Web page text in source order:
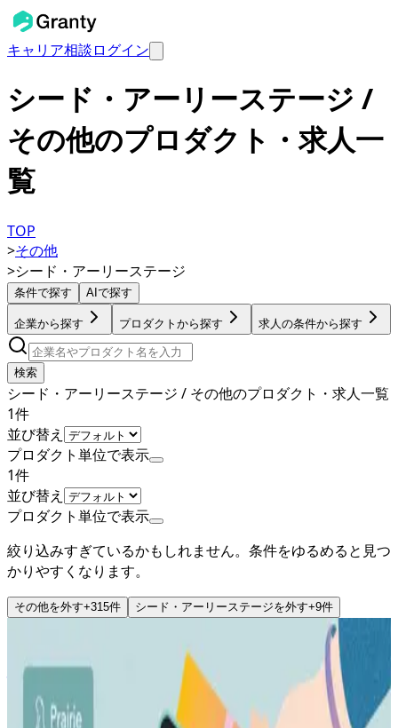
キャリア相談ログイン
シード・アーリーステージ /
その他のプロダクト・求人一
覧
TOP
>その他
>シード・アーリーステージ
条件で探す AIで探す
企業から探す プロダクトから探す 求人の条件から探す
検索
シード・アーリーステージ / その他のプロダクト・求人一覧
1件
並び替え
プロダクト単位で表示
1件
並び替え
プロダクト単位で表示
絞り込みすぎているかもしれません。条件をゆるめると見つ
かりやすくなります。
その他を外す+315件 シード・アーリーステージを外す+9件
株式会社スタジオプレーリー
プロダクト